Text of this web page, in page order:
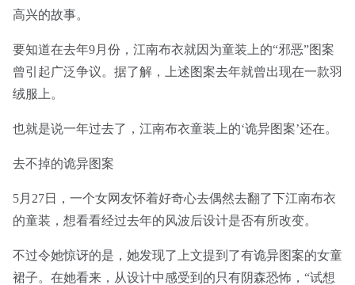
高兴的故事。
要知道在去年9月份，江南布衣就因为童装上的“邪恶”图案
曾引起广泛争议。据了解，上述图案去年就曾出现在一款羽
绒服上。
也就是说一年过去了，江南布衣童装上的‘诡异图案’还在。
去不掉的诡异图案
5月27日，一个女网友怀着好奇心去偶然去翻了下江南布衣
的童装，想看看经过去年的风波后设计是否有所改变。
不过令她惊讶的是，她发现了上文提到了有诡异图案的女童
裙子。在她看来，从设计中感受到的只有阴森恐怖，“试想